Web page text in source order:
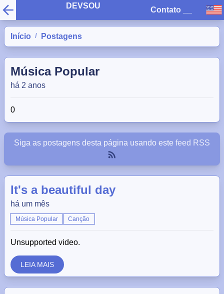
DEVSOU Contato
Início / Postagens
Música Popular
há 2 anos
0
Siga as postagens desta página usando este feed RSS
It's a beautiful day
há um mês
Música Popular Canção
Unsupported video.
LEIA MAIS